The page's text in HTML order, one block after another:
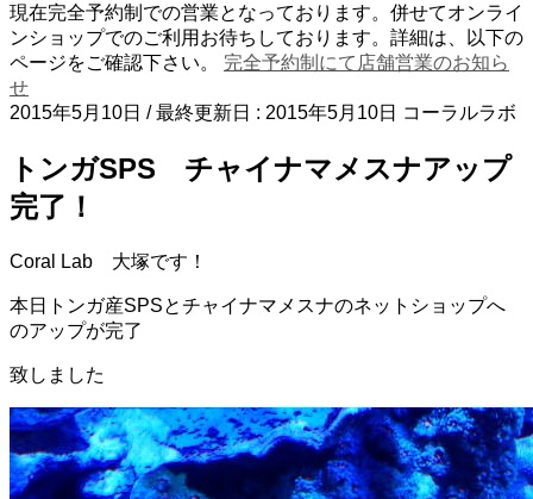
現在完全予約制での営業となっております。併せてオンライ
ンショップでのご利用お待ちしております。詳細は、以下の
ページをご確認下さい。 完全予約制にて店舗営業のお知ら
せ
2015年5月10日 / 最終更新日 : 2015年5月10日 コーラルラボ
トンガSPS チャイナマメスナアップ
完了！
Coral Lab 大塚です！
本日トンガ産SPSとチャイナマメスナのネットショップへ
のアップが完了
致しました